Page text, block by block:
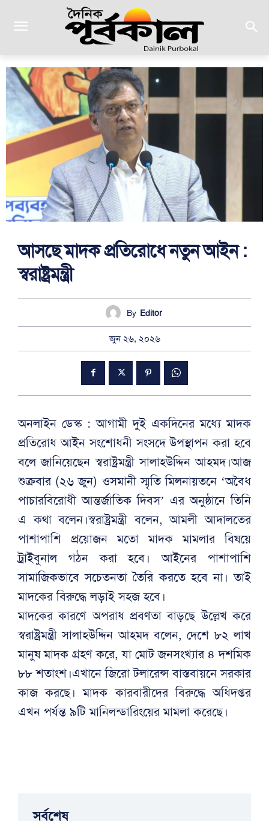
আসছে মাদক প্রতিরোধে নতুন আইন :
স্বরাষ্ট্রমন্ত্রী
By Editor
জুন ২৬, ২০২৬
অনলাইন ডেস্ক : আগামী দুই একদিনের মধ্যে মাদক
প্রতিরোধ আইন সংশোধনী সংসদে উপস্থাপন করা হবে
বলে জানিয়েছেন স্বরাষ্ট্রমন্ত্রী সালাহউদ্দিন আহমদ।আজ
শুক্রবার (২৬ জুন) ওসমানী স্মৃতি মিলনায়তনে ‘অবৈধ
পাচারবিরোধী আন্তর্জাতিক দিবস’ এর অনুষ্ঠানে তিনি
এ কথা বলেন।স্বরাষ্ট্রমন্ত্রী বলেন, আমলী আদালতের
পাশাপাশি প্রয়োজন মতো মাদক মামলার বিষয়ে
ট্রাইবুনাল গঠন করা হবে। আইনের পাশাপাশি
সামাজিকভাবে সচেতনতা তৈরি করতে হবে না। তাই
মাদকের বিরুদ্ধে লড়াই সহজ হবে।
মাদকের কারণে অপরাধ প্রবণতা বাড়ছে উল্লেখ করে
স্বরাষ্ট্রমন্ত্রী সালাহউদ্দিন আহমদ বলেন, দেশে ৮২ লাখ
মানুষ মাদক গ্রহণ করে, যা মোট জনসংখ্যার ৪ দশমিক
৮৮ শতাংশ।এখানে জিরো টলারেন্স বাস্তবায়নে সরকার
কাজ করছে। মাদক কারবারীদের বিরুদ্ধে অধিদপ্তর
এখন পর্যন্ত ৯টি মানিলন্ডারিংয়ের মামলা করেছে।
সর্বশেষ